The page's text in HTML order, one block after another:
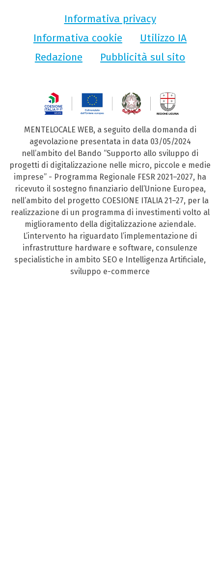
Informativa privacy
Informativa cookie
Utilizzo IA
Redazione
Pubblicità sul sito
MENTELOCALE WEB, a seguito della domanda di
agevolazione presentata in data 03/05/2024
nell’ambito del Bando “Supporto allo sviluppo di
progetti di digitalizzazione nelle micro, piccole e medie
imprese” - Programma Regionale FESR 2021–2027, ha
ricevuto il sostegno finanziario dell’Unione Europea,
nell’ambito del progetto COESIONE ITALIA 21–27, per la
realizzazione di un programma di investimenti volto al
miglioramento della digitalizzazione aziendale.
L’intervento ha riguardato l’implementazione di
infrastrutture hardware e software, consulenze
specialistiche in ambito SEO e Intelligenza Artificiale,
sviluppo e-commerce